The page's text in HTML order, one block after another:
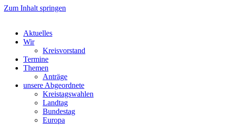
Zum Inhalt springen
Aktuelles
Wir
Kreisvorstand
Termine
Themen
Anträge
unsere Abgeordnete
Kreistagswahlen
Landtag
Bundestag
Europa